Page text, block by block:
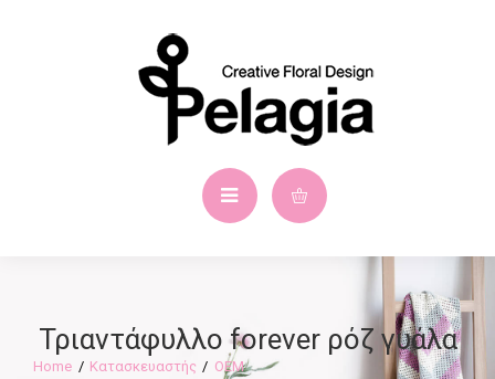
Τριαντάφυλλο forever ρόζ γυάλα
Κατασκευαστής
OEM